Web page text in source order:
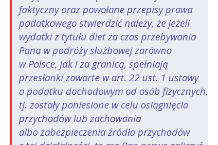
faktyczny oraz powołane przepisy prawa
podatkowego stwierdzić należy, że jeżeli
wydatki z tytułu diet za czas przebywania
Pana w podróży służbowej zarówno
w Polsce, jak i za granicą, spełniają
przesłanki zawarte w art. 22 ust. 1 ustawy
o podatku dochodowym od osób fizycznych,
tj. zostały poniesione w celu osiągnięcia
przychodów lub zachowania
albo zabezpieczenia źródła przychodów